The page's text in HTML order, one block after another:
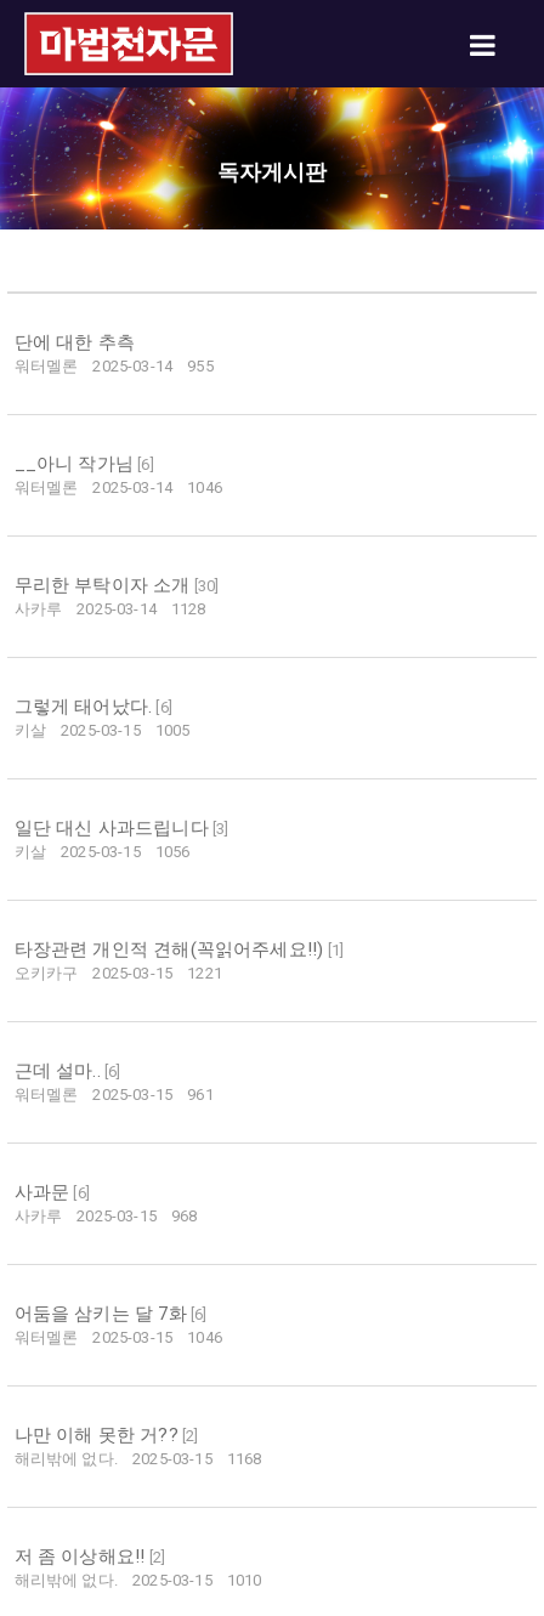
독자게시판
단에 대한 추측
워터멜론 2025-03-14 955
__아니 작가님 6
워터멜론
2025-03-14 1046
무리한 부탁이자 소개 30
사카루
2025-03-14 1128
그렇게 태어났다. 6]
키살
2025-03-15 1005
일단 대신 사과드립니다[3
키살
2025-03-15 1056
타장관련 개인적 견해(꼭읽어주세요!!) 1
오키카구
2025-03-15 1221
근데 설마.. 6
워터멜론
2025-03-15 961
사과문 6]
사카루
2025-03-15 968
어둠을 삼키는 달 7화[ 6
워터멜론
2025-03-15 1046
나만 이해 못한 거?? [2
해리밖에 없다.
2025-03-15 1168
저 좀 이상해요!! 2]
해리밖에 없다.
2025-03-15 1010